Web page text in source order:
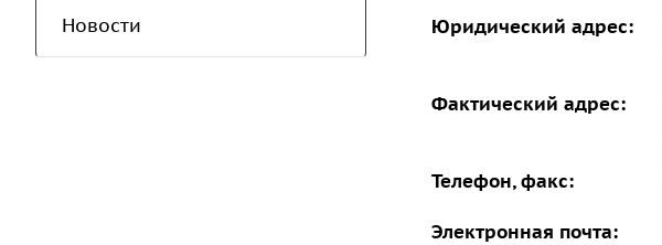
Юридический адрес:
Фактический адрес:
Телефон, факс:
Электронная почта:
Новости